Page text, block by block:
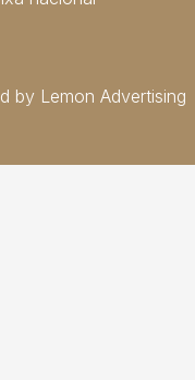
by Lemon Advertising